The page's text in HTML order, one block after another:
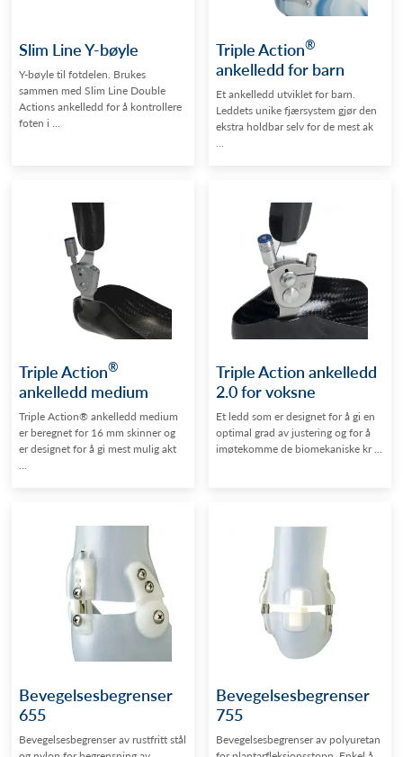
Slim Line Y-bøyle
Y-bøyle til fotdelen. Brukes
sammen med Slim Line Double
Actions ankelledd for å kontrollere
foten i ...
Triple Action®
ankelledd for barn
Et ankelledd utviklet for barn.
Leddets unike fjærsystem gjør den
ekstra holdbar selv for de mest ak
...
Triple Action®
ankelledd medium
Triple Action® ankelledd medium
er beregnet for 16 mm skinner og
er designet for å gi mest mulig akt
...
Triple Action ankelledd
2.0 for voksne
Et ledd som er designet for å gi en
optimal grad av justering og for å
imøtekomme de biomekaniske kr ...
Bevegelsesbegrenser
655
Bevegelsesbegrenser av rustfritt stål
Bevegelsesbegrenser
755
Bevegelsesbegrenser av polyuretan